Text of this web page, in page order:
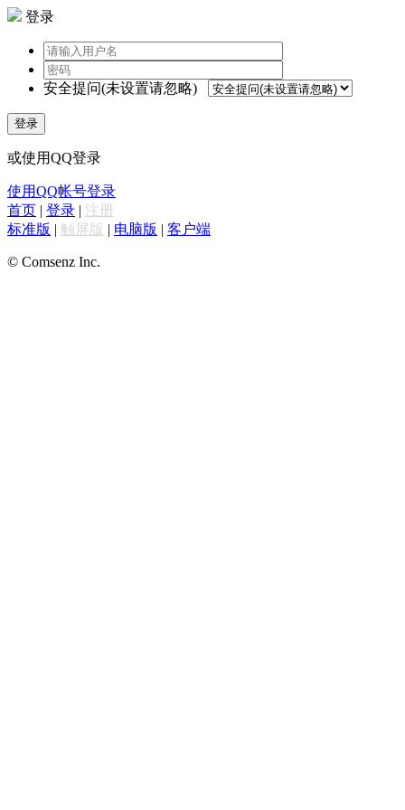
登录
安全提问(未设置请忽略)
登录
或使用QQ登录
使用QQ帐号登录
首页 | 登录 | 注册
标准版 | 触屏版 | 电脑版 | 客户端
© Comsenz Inc.